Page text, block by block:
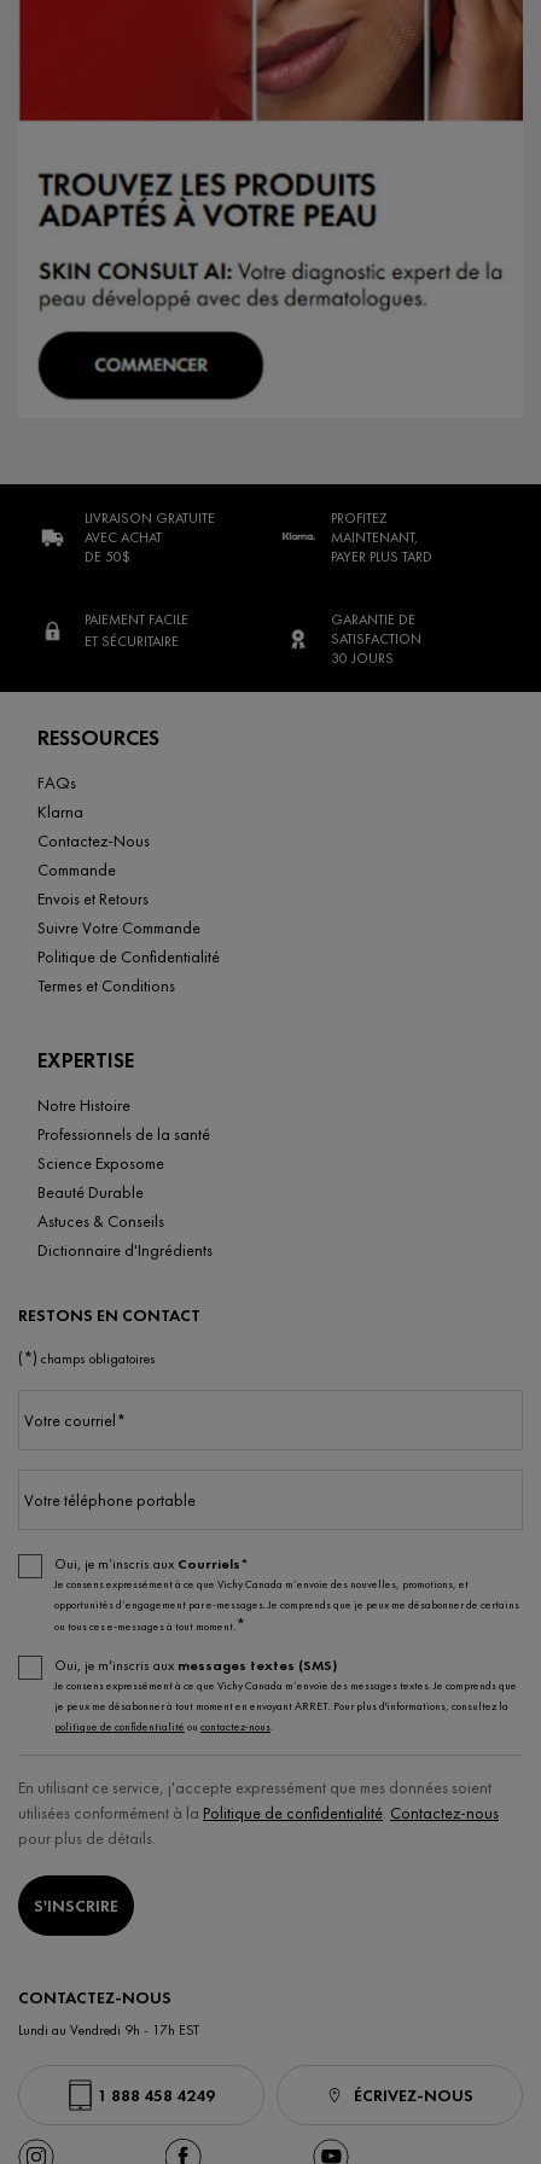
LIVRAISON GRATUITE
AVEC ACHAT
DE 50$
PROFITEZ
MAINTENANT,
PAYER PLUS TARD
PAIEMENT FACILE
ET SÉCURITAIRE
GARANTIE DE
SATISFACTION
30 JOURS
RESSOURCES
FAQs
Klarna
Contactez-Nous
Commande
Envois et Retours
Suivre Votre Commande
Politique de Confidentialité
Termes et Conditions
EXPERTISE
Notre Histoire
Professionnels de la santé
Science Exposome
Beauté Durable
Astuces & Conseils
Dictionnaire d'Ingrédients
RESTONS EN CONTACT
(*) champs obligatoires
Votre courriel*
Votre téléphone portable
Oui, je m’inscris aux Courriels*
Je consens expressément à ce que Vichy Canada m’envoie des nouvelles, promotions, et
opportunités d’engagement par e-messages. Je comprends que je peux me désabonner de certains
ou tous ces e-messages à tout moment.*
Oui, je m'inscris aux messages textes (SMS)
Je consens expressément à ce que Vichy Canada m’envoie des messages textes. Je comprends que
je peux me désabonner à tout moment en envoyant ARRET. Pour plus d'informations, consultez la
politique de confidentialité ou contactez-nous.
En utilisant ce service, j'accepte expressément que mes données soient
utilisées conformément à la Politique de confidentialité. Contactez-nous
pour plus de détails.
S'INSCRIRE
CONTACTEZ-NOUS
Lundi au Vendredi 9h - 17h EST
1 888 458 4249 ÉCRIVEZ-NOUS